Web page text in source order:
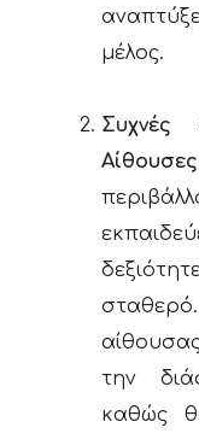
μέλος.
Συχνές
την
καθώς